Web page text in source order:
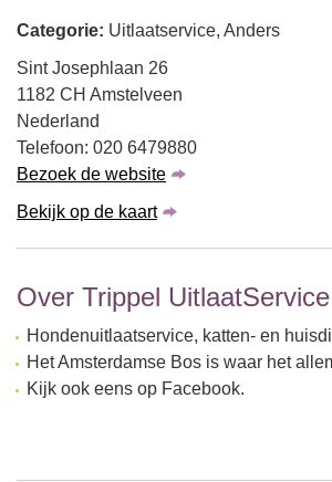
Categorie: Uitlaatservice, Anders
Sint Josephlaan 26
1182 CH Amstelveen
Nederland
Telefoon: 020 6479880
Bezoek de website
Bekijk op de kaart
Over Trippel UitlaatService
Hondenuitlaatservice, katten- en
Het Amsterdamse Bos is waar het
Kijk ook eens op Facebook.